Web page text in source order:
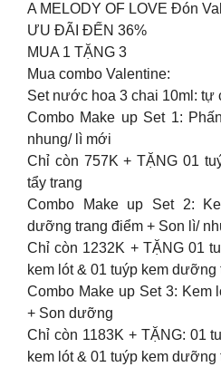
A MELODY OF LOVE Đón
ƯU ĐÃI ĐẾN 36%
MUA 1 TẶNG 3
Mua combo Valentine:
Set nước hoa 3 chai 10ml: tự
Combo Make up Set 1:
nhung/ lì mới
Chỉ còn 757K + TẶNG 01
tẩy trang
Combo Make up Set 2:
dưỡng trang điểm + Son lì/
Chỉ còn 1232K + TẶNG 01
kem lót & 01 tuýp kem dưỡng
Combo Make up Set 3: Kem
+ Son dưỡng
Chỉ còn 1183K + TẶNG: 01
kem lót & 01 tuýp kem dưỡng